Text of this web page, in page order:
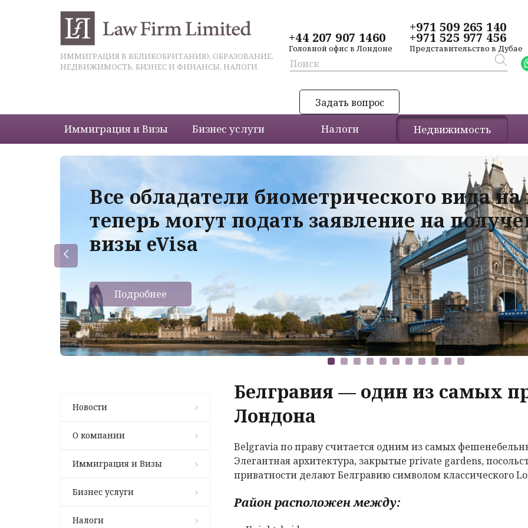
ИММИГРАЦИЯ В ВЕЛИКОБРИТАНИЮ, ОБРАЗОВАНИЕ,
НЕДВИЖИМОСТЬ, БИЗНЕС И ФИНАНСЫ, НАЛОГИ
+44 207 907 1460
Головной офис в Лондоне
+971 509 265 140
+971 525 977 456
Представительство в Дубае
Задать вопрос
Иммиграция и Визы Бизнес услуги Налоги Недвижимость
Все обладатели биометрического вида
теперь могут подать заявление на
визы eVisa
Подробнее
Новости
О компании
Иммиграция и Визы
Бизнес услуги
Налоги
Белгравия — один из самых
Лондона
Belgravia по праву считается одним из самых
Элегантная архитектура, закрытые private gardens,
приватности делают Белгравию символом классического
Район расположен между: